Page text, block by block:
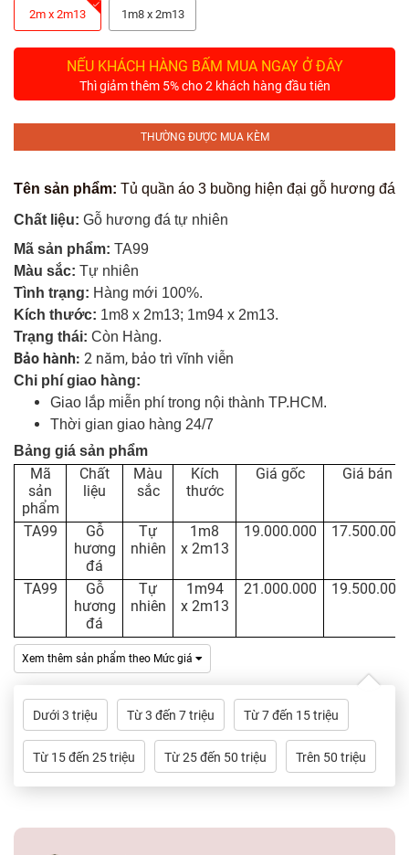
Tủ
Kệ
Văn
Sản
Phẩm
Khác
Giới
Thiệu
Dự
Kiến
Thức
Liên
Hệ
2m x 2m13 1m8 x 2m13
NẾU KHÁCH HÀNG BẤM MUA NGAY Ở ĐÂY
Thì giảm thêm 5% cho 2 khách hàng đầu tiên
THƯỜNG ĐƯỢC MUA KÈM
Tên sản phẩm: Tủ quần áo 3 buồng hiện đại gỗ hương đá
Chất liệu: Gỗ hương đá tự nhiên
Mã sản phẩm: TA99
Màu sắc: Tự nhiên
Tình trạng: Hàng mới 100%.
Kích thước: 1m8 x 2m13; 1m94 x 2m13.
Trạng thái: Còn Hàng.
Bảo hành: 2 năm, bảo trì vĩnh viễn
Chi phí giao hàng:
Giao lắp miễn phí trong nội thành TP.HCM.
Thời gian giao hàng 24/7
Bảng giá sản phẩm
Mã
sản
phẩm
Chất
liệu
Màu
sắc
Kích
thước
Giá gốc Giá bán
TA99
Gỗ
hương
đá
Tự
nhiên
1m8
x 2m13
19.000.000 17.500.000
TA99
Gỗ
hương
đá
Tự
nhiên
1m94
x 2m13
21.000.000 19.500.000
Xem thêm sản phẩm theo Mức giá
Dưới 3 triệu Từ 3 đến 7 triệu Từ 7 đến 15 triệu
Từ 15 đến 25 triệu Từ 25 đến 50 triệu Trên 50 triệu